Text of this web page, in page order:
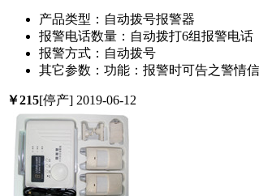
产品类型： 自动拨号报警器
报警电话数量： 自动拨打6组报警电话
报警方式： 自动拨号
其它参数： 功能：报警时可告之警情
￥215[停产] 2019-06-12